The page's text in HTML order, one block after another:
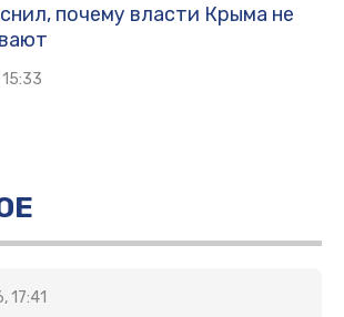
почему власти Крыма не
17:41